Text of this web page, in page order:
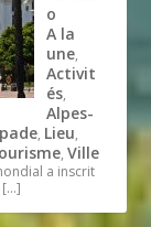
o
A la
une,
Activit
és,
Alpes-
, Lieu,
,Ville
a inscrit
[…]